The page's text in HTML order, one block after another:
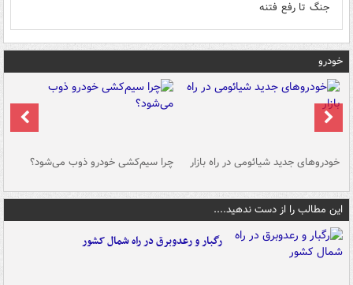
جنگ تا رفع فتنه
خودرو
خودروهای جدید شیائومی در راه بازار چرا سیم‌کشی خودرو ذوب می‌شود؟
این مطالب را از دست ندهید....
رگبار و رعدوبرق در راه شمال کشور